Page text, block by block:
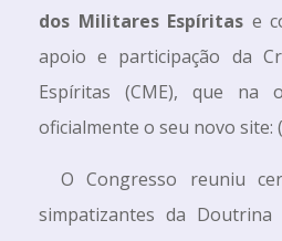
dos Militares Espíritas e
apoio e participação da
Espíritas (CME), que na
oficialmente o seu novo site:
O Congresso reuniu
simpatizantes da Doutrina